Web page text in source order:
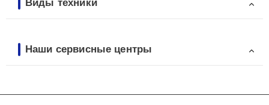
Виды техники
Наши сервисные центры